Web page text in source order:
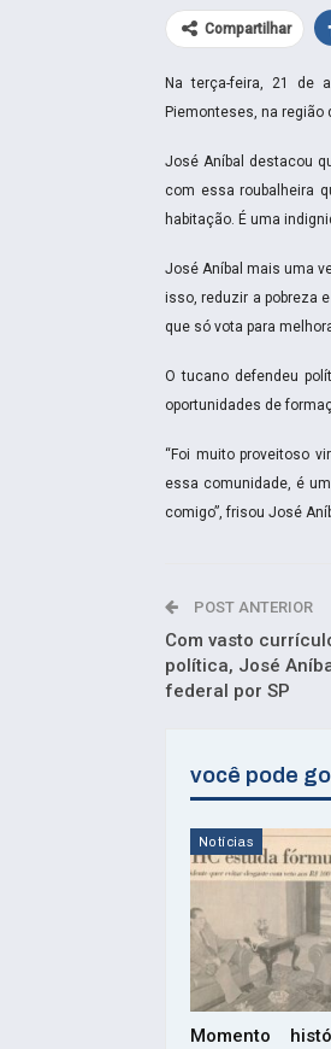
Compartilhar
Na terça-feira, 21 de
Piemonteses, na região
José Aníbal destacou
com essa roubalheira
habitação. É uma
José Aníbal mais uma
isso, reduzir a pobreza
que só vota para
O tucano defendeu
oportunidades de
“Foi muito proveitoso
essa comunidade, é
comigo”, frisou José
POST ANTERIOR
Com vasto
política, José
federal por SP
você pode
Notícias
Momento